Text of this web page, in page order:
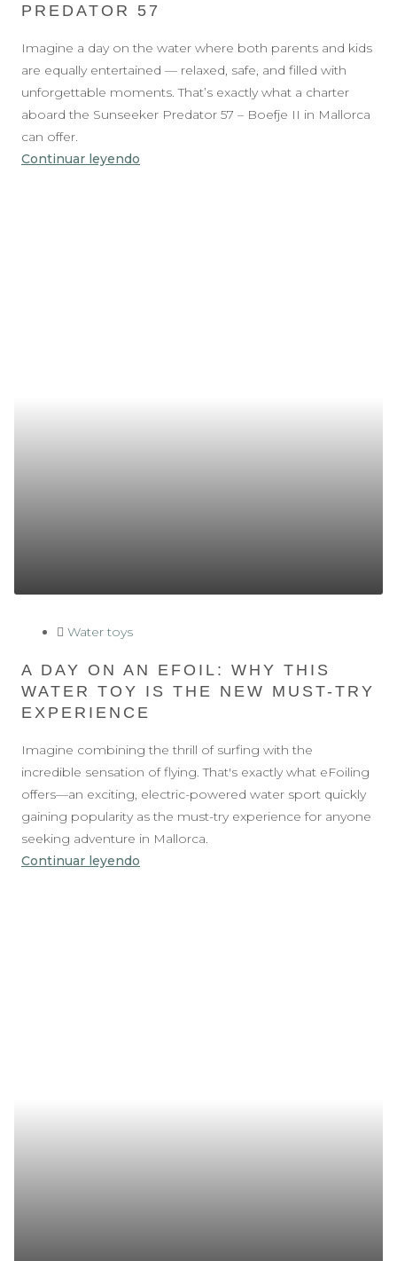
PREDATOR 57
Imagine a day on the water where both parents and kids
are equally entertained — relaxed, safe, and filled with
unforgettable moments. That’s exactly what a charter
aboard the Sunseeker Predator 57 – Boefje II in Mallorca
can offer.
Continuar leyendo
Water toys
A DAY ON AN EFOIL: WHY THIS
WATER TOY IS THE NEW MUST-TRY
EXPERIENCE
Imagine combining the thrill of surfing with the
incredible sensation of flying. That's exactly what eFoiling
offers—an exciting, electric-powered water sport quickly
gaining popularity as the must-try experience for anyone
seeking adventure in Mallorca.
Continuar leyendo